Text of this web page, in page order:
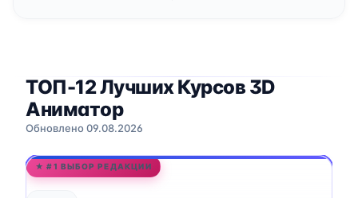
ТОП-12 Лучших Курсов 3D
Аниматор
Обновлено 09.08.2026
★ #1 ВЫБОР РЕДАКЦИИ